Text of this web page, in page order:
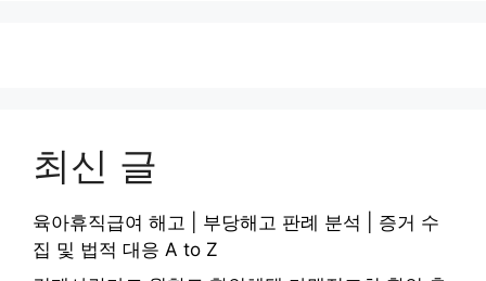
최신 글
육아휴직급여 해고 | 부당해고 판례 분석 | 증거 수
집 및 법적 대응 A to Z